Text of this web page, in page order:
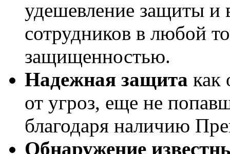
удешевление защиты и
сотрудников в любой
защищенностью.
Надежная защита как
от угроз, еще не
благодаря наличию
Обнаружение